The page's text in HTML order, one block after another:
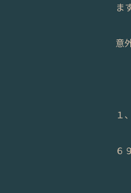
ま
意
１
６